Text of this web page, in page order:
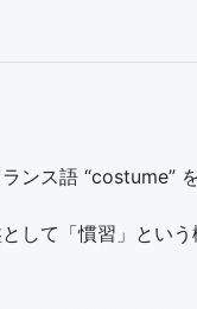
ス語 “costume”
して「慣習」とい